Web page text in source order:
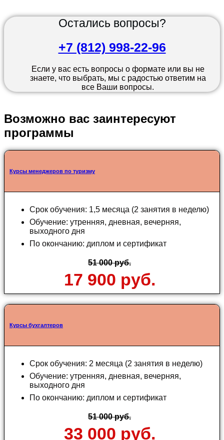
Остались вопросы?
+7 (812) 998-22-96
Если у вас есть вопросы о формате или вы не
знаете, что выбрать, мы с радостью ответим на
все Ваши вопросы.
Возможно вас заинтересуют
программы
Курсы менеджеров по туризму
Срок обучения: 1,5 месяца (2 занятия в неделю)
Обучение: утренняя, дневная, вечерняя,
выходного дня
По окончанию: диплом и сертификат
51 000 руб.
17 900 руб.
Курсы бухгалтеров
Срок обучения: 2 месяца (2 занятия в неделю)
Обучение: утренняя, дневная, вечерняя,
выходного дня
По окончанию: диплом и сертификат
51 000 руб.
33 000 руб.